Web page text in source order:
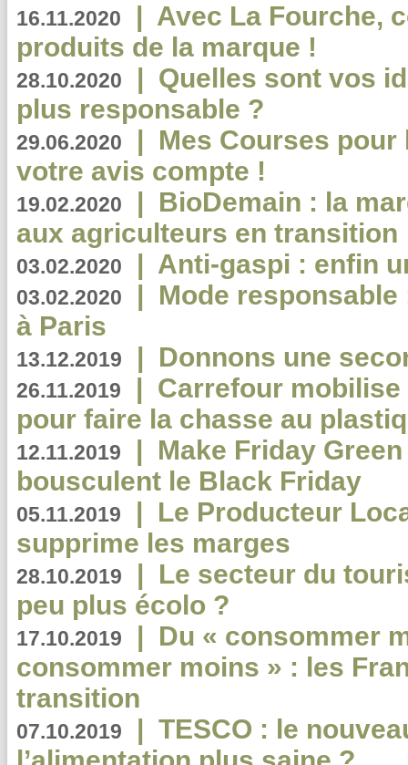
16.11.2020 | Avec La Fourche,
produits de la marque !
28.10.2020 | Quelles sont vos
plus responsable ?
29.06.2020 | Mes Courses pour
votre avis compte !
19.02.2020 | BioDemain : la
aux agriculteurs en transition
03.02.2020 | Anti-gaspi : enfin
03.02.2020 | Mode
à Paris
13.12.2019 | Donnons une
26.11.2019 | Carrefour
pour faire la chasse au
12.11.2019 | Make Friday
bousculent le Black Friday
05.11.2019 | Le Producteur
supprime les marges
28.10.2019 | Le secteur du
peu plus écolo ?
17.10.2019 | Du « consommer
consommer moins » : les
transition
07.10.2019 | TESCO : le